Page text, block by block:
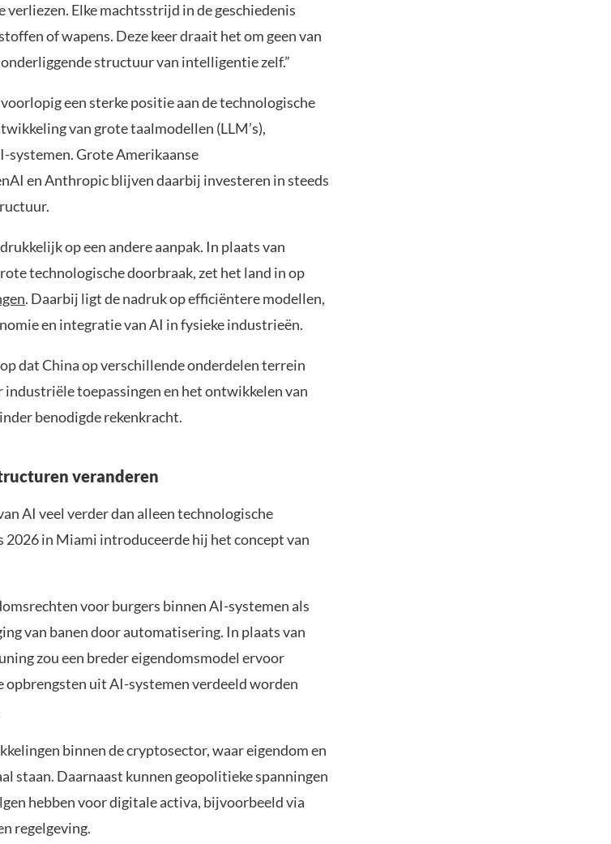
Elke machtsstrijd in de geschiedenis
of wapens. Deze keer draait het om geen van
onderliggende structuur van intelligentie zelf.”
een sterke positie aan de technologische
van grote taalmodellen (LLM’s),
systemen. Grote Amerikaanse
en Anthropic blijven daarbij investeren in steeds
op een andere aanpak. In plaats van
technologische doorbraak, zet het land in op
. Daarbij ligt de nadruk op efficiëntere modellen,
en integratie van AI in fysieke industrieën.
dat China op verschillende onderdelen terrein
toepassingen en het ontwikkelen van
benodigde rekenkracht.
veranderen
AI veel verder dan alleen technologische
2026 in Miami introduceerde hij het concept van
voor burgers binnen AI-systemen als
van banen door automatisering. In plaats van
zou een breder eigendomsmodel ervoor
opbrengsten uit AI-systemen verdeeld worden
binnen de cryptosector, waar eigendom en
staan. Daarnaast kunnen geopolitieke spanningen
hebben voor digitale activa, bijvoorbeeld via
regelgeving.